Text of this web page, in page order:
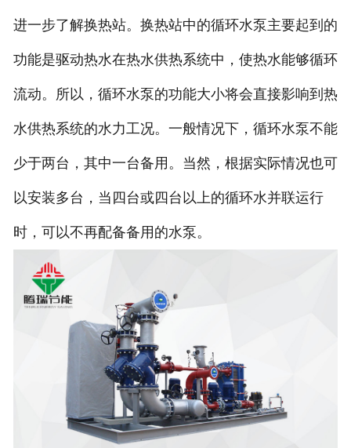
进一步了解换热站。换热站中的循环水泵主要起到的
功能是驱动热水在热水供热系统中，使热水能够循环
流动。所以，循环水泵的功能大小将会直接影响到热
水供热系统的水力工况。一般情况下，循环水泵不能
少于两台，其中一台备用。当然，根据实际情况也可
以安装多台，当四台或四台以上的循环水并联运行
时，可以不再配备备用的水泵。